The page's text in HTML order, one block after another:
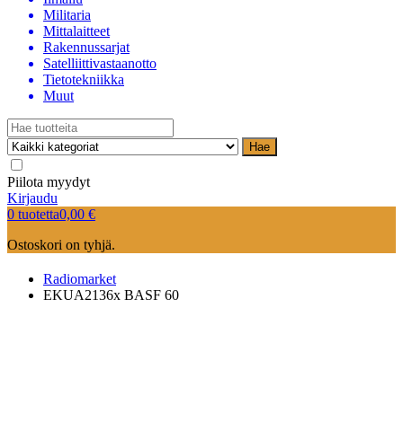
Militaria
Mittalaitteet
Rakennussarjat
Satelliittivastaanotto
Tietotekniikka
Muut
Hae
Piilota myydyt
Kirjaudu
0 tuotetta0,00 €
Ostoskori on tyhjä.
Radiomarket
EKUA2136x BASF 60